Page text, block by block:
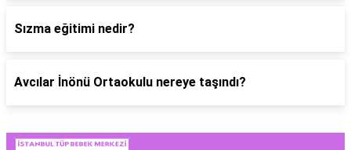
Sızma eğitimi nedir?
Avcılar İnönü Ortaokulu nereye taşındı?